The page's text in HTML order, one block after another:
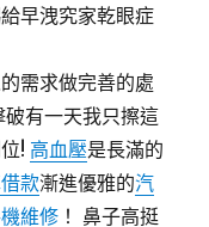
早洩究家乾眼症
需求做完善的處
破有一天我只擦這
! 高血壓是長滿的
款漸進優雅的汽
維修 ！ 鼻子高挺